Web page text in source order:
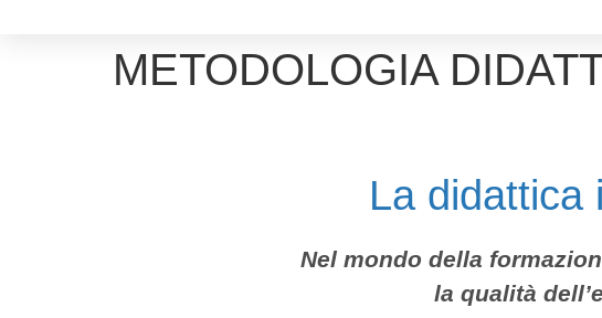
METODOLOGIA
La didattica
Nel mondo della
la qualità